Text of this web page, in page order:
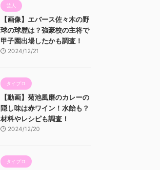
芸人
【画像】エバース佐々木の野
球の球歴は？強豪校の主将で
甲子園出場したかも調査！
2024/12/21
タイプロ
【動画】菊池風磨のカレーの
隠し味は赤ワイン！水飴も？
材料やレシピも調査！
2024/12/20
タイプロ